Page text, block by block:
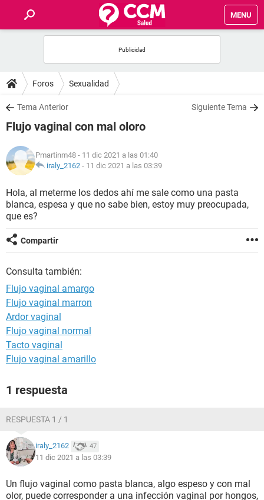
MENU
FOROS
SALUD
FAMILIA
NUTRICIÓN
BIENESTAR
Foros Sexualidad
Tema Anterior Siguiente Tema
Flujo vaginal con mal oloro
Pmartinm48 - 11 dic 2021 a las 01:40
iraly_2162 - 11 dic 2021 a las 03:39
Hola, al meterme los dedos ahí me sale como una pasta
blanca, espesa y que no sabe bien, estoy muy preocupada,
que es?
Compartir
Consulta también:
Flujo vaginal amargo
Flujo vaginal marron
Ardor vaginal
Flujo vaginal normal
Tacto vaginal
Flujo vaginal amarillo
1 respuesta
RESPUESTA 1 / 1
iraly_2162 47
11 dic 2021 a las 03:39
Un flujo vaginal como pasta blanca, algo espeso y con mal
olor, puede corresponder a una infección vaginal por hongos,